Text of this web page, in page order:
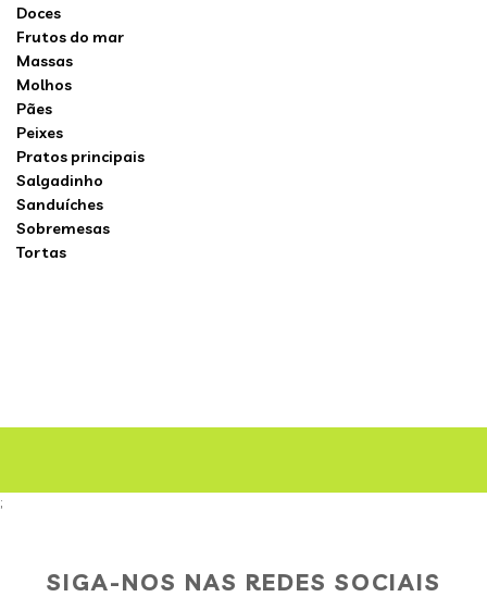
Doces
Frutos do mar
Massas
Molhos
Pães
Peixes
Pratos principais
Salgadinho
Sanduíches
Sobremesas
Tortas
;
SIGA-NOS NAS REDES SOCIAIS